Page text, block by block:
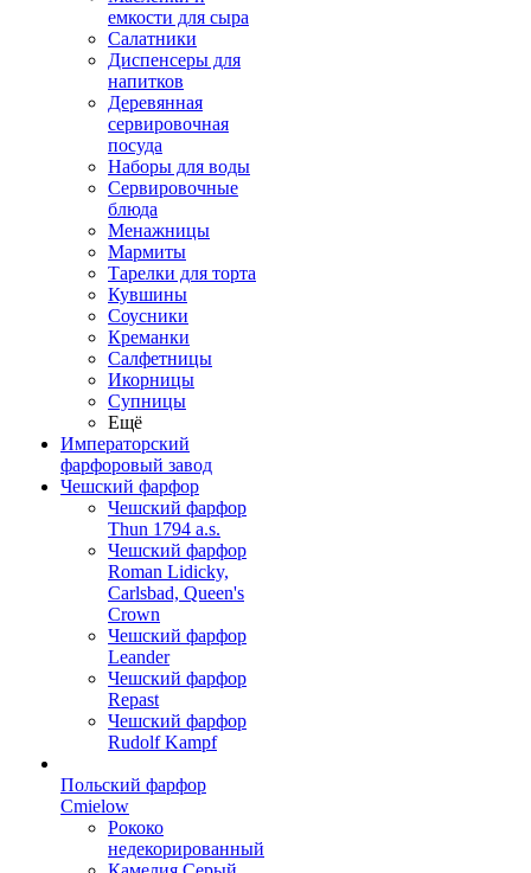
емкости для сыра
Салатники
Диспенсеры для
напитков
Деревянная
сервировочная
посуда
Наборы для воды
Сервировочные
блюда
Менажницы
Мармиты
Тарелки для торта
Кувшины
Соусники
Креманки
Салфетницы
Икорницы
Супницы
Ещё
Императорский
фарфоровый завод
Чешский фарфор
Чешский фарфор
Thun 1794 a.s.
Чешский фарфор
Roman Lidicky,
Carlsbad, Queen's
Crown
Чешский фарфор
Leander
Чешский фарфор
Repast
Чешский фарфор
Rudolf Kampf
Польский фарфор
Сmielow
Рококо
недекорированный